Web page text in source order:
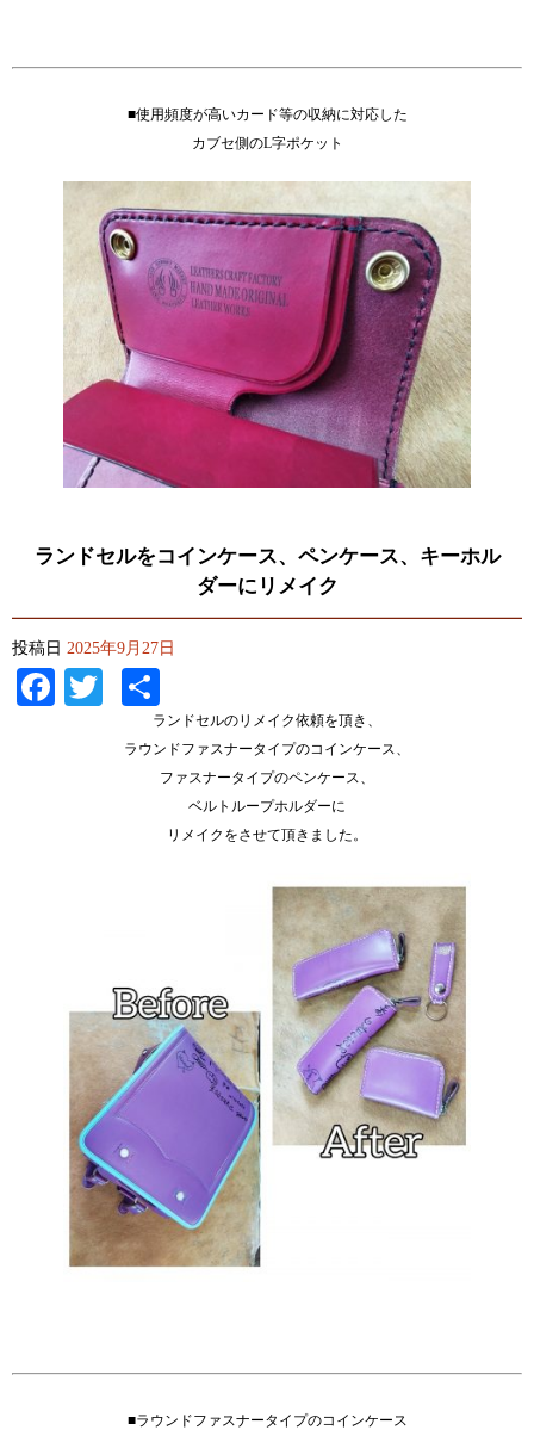
■使用頻度が高いカード等の収納に対応した
カブセ側のL字ポケット
ランドセルをコインケース、ペンケース、キーホル
ダーにリメイク
投稿日 2025年9月27日
Facebook
Twitter
有
ランドセルのリメイク依頼を頂き、
ラウンドファスナータイプのコインケース、
ファスナータイプのペンケース、
ベルトループホルダーに
リメイクをさせて頂きました。
■ラウンドファスナータイプのコインケース